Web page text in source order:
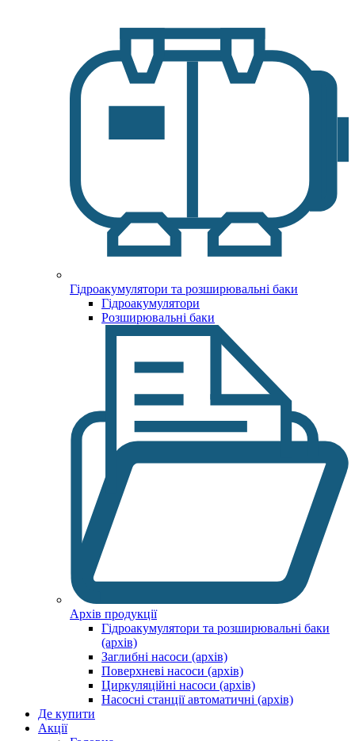
Гідроакумулятори та розширювальні баки
Гідроакумулятори
Розширювальні баки
Архів продукції
Гідроакумулятори та розширювальні баки
(архів)
Заглибні насоси (архів)
Поверхневі насоси (архів)
Циркуляційні насоси (архів)
Насосні станції автоматичні (архів)
Де купити
Акції